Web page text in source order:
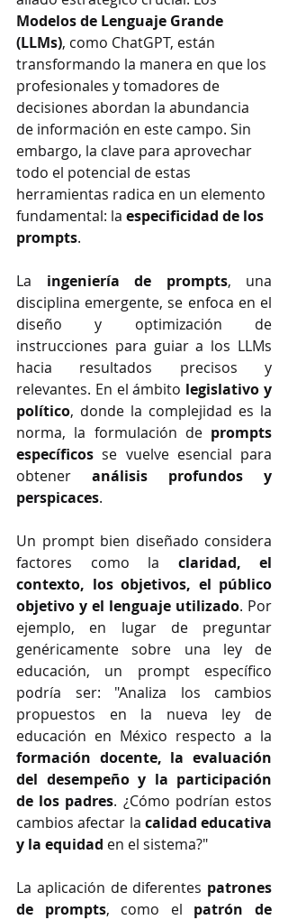
Modelos de Lenguaje Grande
(LLMs), como ChatGPT, están
transformando la manera en que los
profesionales y tomadores de
decisiones abordan la abundancia
de información en este campo. Sin
embargo, la clave para aprovechar
todo el potencial de estas
herramientas radica en un elemento
fundamental: la especificidad de los
prompts.
La ingeniería de prompts, una
disciplina emergente, se enfoca en el
diseño y optimización de
instrucciones para guiar a los LLMs
hacia resultados precisos y
relevantes. En el ámbito legislativo y
político, donde la complejidad es la
norma, la formulación de prompts
específicos se vuelve esencial para
obtener análisis profundos y
perspicaces.
Un prompt bien diseñado considera
factores como la claridad, el
contexto, los objetivos, el público
objetivo y el lenguaje utilizado. Por
ejemplo, en lugar de preguntar
genéricamente sobre una ley de
educación, un prompt específico
podría ser: "Analiza los cambios
propuestos en la nueva ley de
formación docente, la evaluación
del desempeño y la participación
de los padres. ¿Cómo podrían estos
cambios afectar la calidad educativa
y la equidad en el sistema?"
La aplicación de diferentes patrones
de prompts, como el patrón de